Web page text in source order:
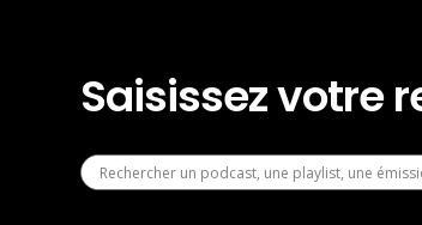
Saisissez votre